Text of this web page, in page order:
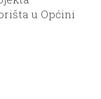
u Općini